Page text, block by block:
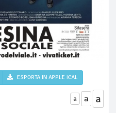
ESPORTA IN APPLE ICAL
a a a